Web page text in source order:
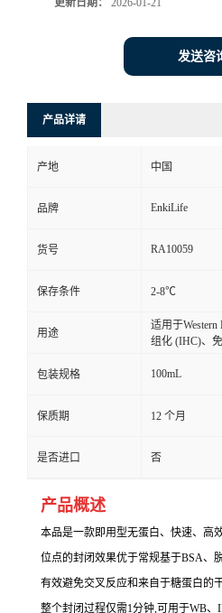
更新日期： 2026-01-21
发送咨
产品详请
产地 中国
品牌 EnkiLife
货号 RA10059
保存条件 2-8℃
用途
适用于
组化 (IHC)、
包装规格 100mL
保质期 12 个月
是否进口 否
产品概述
本品是一款即用型无蛋白、快速、高
位点的封闭效果优于常规基于BSA、
有效避免交叉反应和来自于糖蛋白的干
整个封闭过程仅需1分钟,可用于WB